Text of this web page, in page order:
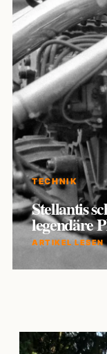
TECHNIK
Stellantis
legendäre
ARTIKEL